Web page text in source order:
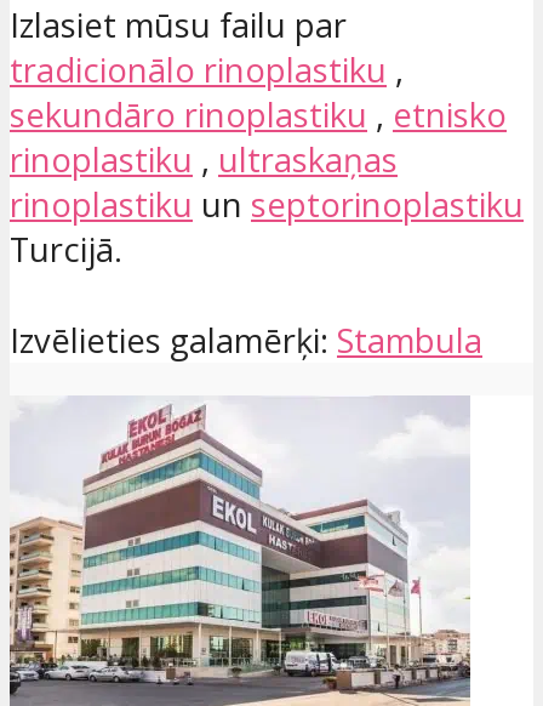
Izlasiet mūsu failu par
tradicionālo rinoplastiku ,
sekundāro rinoplastiku , etnisko
rinoplastiku , ultraskaņas
rinoplastiku un septorinoplastiku
Turcijā.
Izvēlieties galamērķi: Stambula